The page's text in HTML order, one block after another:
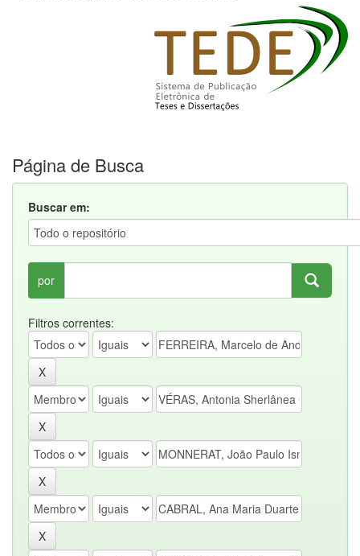
Página de Busca
Buscar em:
por
Filtros correntes: